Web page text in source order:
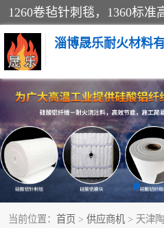
淄博晟乐耐火材料
当前位置： 首页 > 供应商机 > 天津
硅酸铝挡渣棉
硅酸铝挡火板
含锆毯
硅酸铝散棉